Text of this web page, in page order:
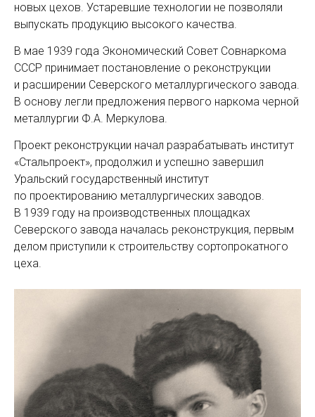
новых цехов. Устаревшие технологии не позволяли
выпускать продукцию высокого качества.
В мае 1939 года Экономический Совет Совнаркома
СССР принимает постановление о реконструкции
и расширении Северского металлургического завода.
В основу легли предложения первого наркома черной
металлургии Ф.А. Меркулова.
Проект реконструкции начал разрабатывать институт
«Стальпроект», продолжил и успешно завершил
Уральский государственный институт
по проектированию металлургических заводов.
В 1939 году на производственных площадках
Северского завода началась реконструкция, первым
делом приступили к строительству сортопрокатного
цеха.